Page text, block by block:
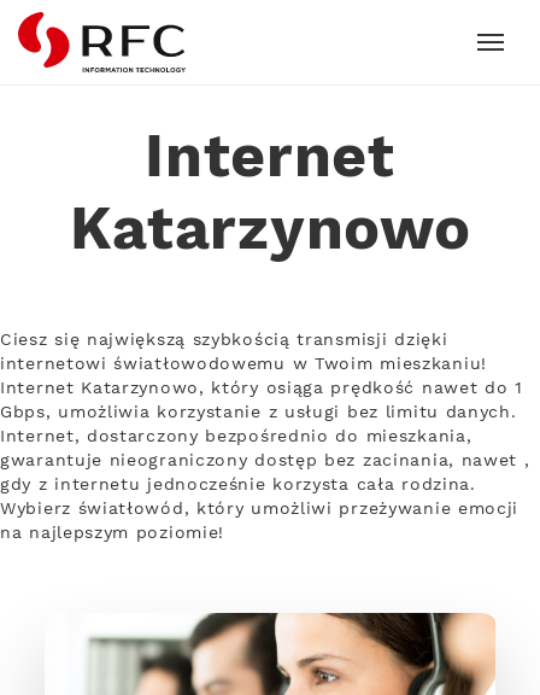
RFC
Internet
Katarzynowo
Ciesz się największą szybkością transmisji dzięki
internetowi światłowodowemu w Twoim mieszkaniu!
Internet Katarzynowo, który osiąga prędkość nawet do 1
Gbps, umożliwia korzystanie z usługi bez limitu danych.
Internet, dostarczony bezpośrednio do mieszkania,
gwarantuje nieograniczony dostęp bez zacinania, nawet ,
gdy z internetu jednocześnie korzysta cała rodzina.
Wybierz światłowód, który umożliwi przeżywanie emocji
na najlepszym poziomie!